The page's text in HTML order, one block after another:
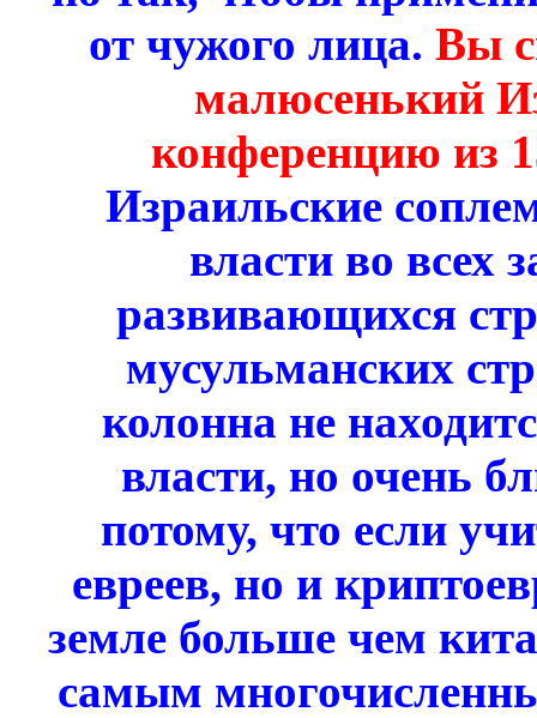
от чужого лица. Вы
малюсенький
конференцию из
Израильские
власти во всех
развивающихся
мусульманских
колонна не
власти, но очень
потому, что если
евреев, но и
земле больше чем
самым